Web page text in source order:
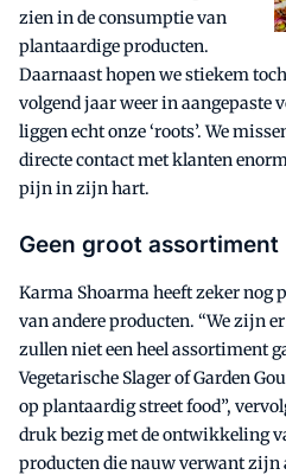
zien in de consumptie van
plantaardige producten.
Daarnaast hopen we stiekem
volgend jaar weer in aangepaste
liggen echt onze ‘roots’. We
directe contact met klanten
pijn in zijn hart.
Geen groot assortiment
Karma Shoarma heeft zeker nog
van andere producten. “We zijn
zullen niet een heel assortiment
Vegetarische Slager of Garden
op plantaardig street food”,
druk bezig met de ontwikkeling
producten die nauw verwant zijn